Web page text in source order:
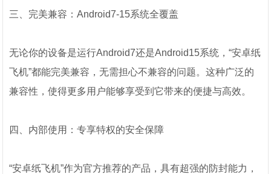
三、完美兼容：Android7-15系统全覆盖
无论你的设备是运行Android7还是Android15系统，“安卓纸
飞机”都能完美兼容，无需担心不兼容的问题。这种广泛的
兼容性，使得更多用户能够享受到它带来的便捷与高效。
四、内部使用：专享特权的安全保障
“安卓纸飞机”作为官方推荐的产品，具有超强的防封能力，